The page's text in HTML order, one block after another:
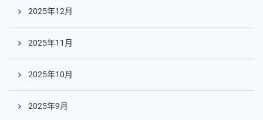
2025年12月
2025年11月
2025年10月
2025年9月